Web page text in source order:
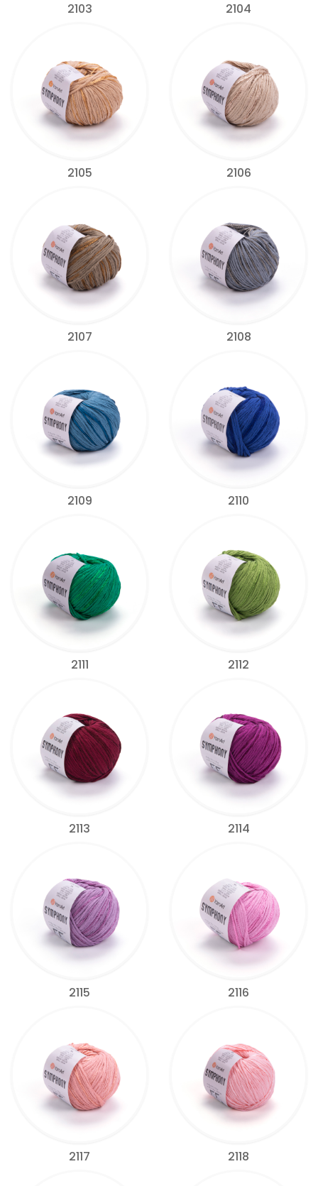
2103 2104
2105 2106
2107 2108
2109 2110
2111 2112
2113 2114
2115 2116
2117 2118